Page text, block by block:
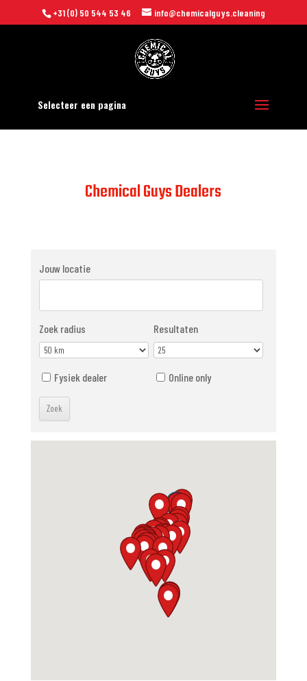
+31 (0) 50 544 53 46 info@chemicalguys.cleaning
Selecteer een pagina
Chemical Guys Dealers
Jouw locatie
Zoek radius Resultaten
Fysiek dealer Online only